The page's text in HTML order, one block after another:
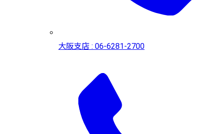
大阪支店 : 06-6281-2700